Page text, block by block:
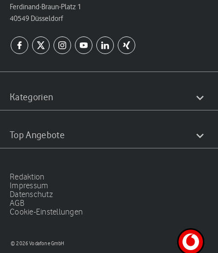
Ferdinand-Braun-Platz 1
40549 Düsseldorf
Kategorien
Top Angebote
Redaktion
Impressum
Datenschutz
AGB
Cookie-Einstellungen
© 2026 Vodafone GmbH